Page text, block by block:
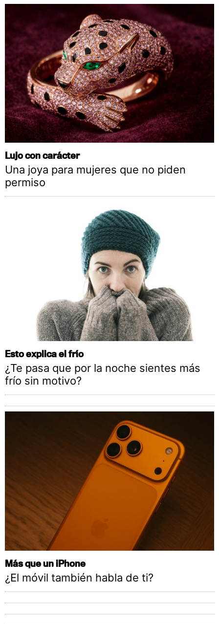
Lujo con carácter
Una joya para mujeres que no piden
permiso
Esto explica el frío
¿Te pasa que por la noche sientes más
frío sin motivo?
Más que un iPhone
¿El móvil también habla de ti?